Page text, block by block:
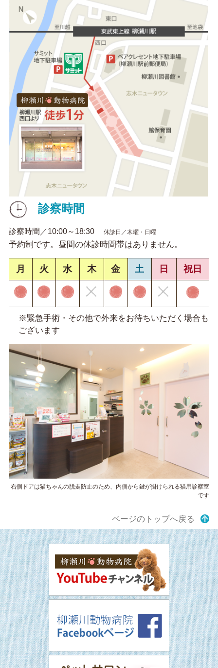
診察時間
診察時間／10:00～18:30 休診日／木曜・日曜
予約制です。昼間の休診時間帯はありません。
月 火 水 木 金 土 日 祝日
※緊急手術・その他で外来をお待ちいただく場合も
ございます
右側ドアは猫ちゃんの脱走防止のため、内側から鍵が掛けられる猫用診察室
です
ページのトップへ戻る